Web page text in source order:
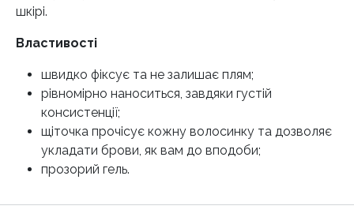
шкірі.
Властивості
швидко фіксує та не залишає плям;
рівномірно наноситься, завдяки густій
консистенції;
щіточка прочісує кожну волосинку та дозволяє
укладати брови, як вам до вподоби;
прозорий гель.